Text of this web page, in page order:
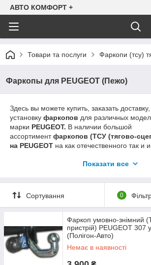
АВТО КОМФОРТ +
Товари та послуги Фаркопи (тсу)
Фаркопы для PEUGEOT (Пежо)
Здесь вы можете купить, заказать доставку,
установку фаркопов для различных
марки PEUGEOT. В наличии большой
ассортиментфаркопов (ТСУ (тягово-
на PEUGEOT на как отечественного так и
(автоматы, полуавтоматы, под квадрат).
успели разместить на сайте (ассортимент
обновляется). Просим звонить по
телефонам для уточнения наличия.
095-793-96-07
096-097-97-11
Показати все
Сортування 0
Фаркоп умовно-знімний
пристрій) PEUGEOT 307
(Полігон-Авто)
Немає в наявності